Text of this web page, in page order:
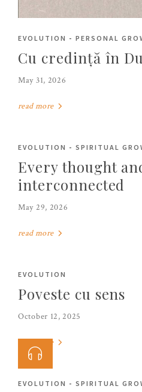
EVOLUTION - PERSONAL
Cu credință în
May 31, 2026
read more
EVOLUTION - SPIRITUAL
Every thought
interconnected
May 29, 2026
read more
EVOLUTION
Poveste cu sens
October 12, 2025
read more
EVOLUTION - SPIRITUAL